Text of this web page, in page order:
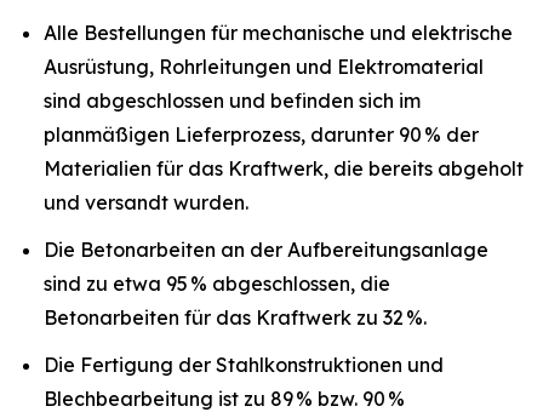
Alle Bestellungen für mechanische und elektrische
Ausrüstung, Rohrleitungen und Elektromaterial
sind abgeschlossen und befinden sich im
planmäßigen Lieferprozess, darunter 90 % der
Materialien für das Kraftwerk, die bereits abgeholt
und versandt wurden.
Die Betonarbeiten an der Aufbereitungsanlage
sind zu etwa 95 % abgeschlossen, die
Betonarbeiten für das Kraftwerk zu 32 %.
Die Fertigung der Stahlkonstruktionen und
Blechbearbeitung ist zu 89 % bzw. 90 %